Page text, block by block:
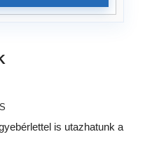
is utazhatunk a